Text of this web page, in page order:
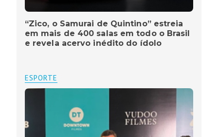
“Zico, o Samurai de Quintino” estreia
em mais de 400 salas em todo o Brasil
e revela acervo inédito do ídolo
ESPORTE